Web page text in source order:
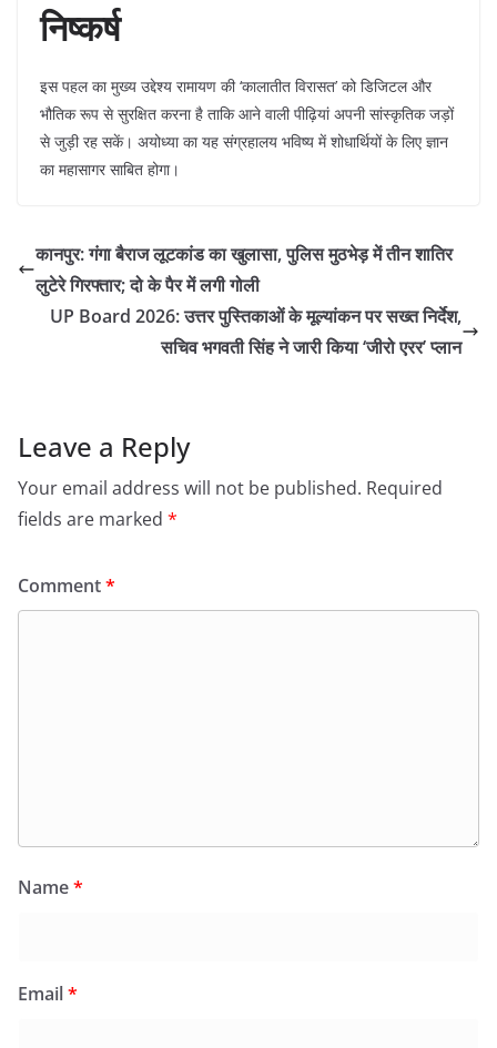
निष्कर्ष
​इस पहल का मुख्य उद्देश्य रामायण की ‘कालातीत विरासत’ को डिजिटल और
भौतिक रूप से सुरक्षित करना है ताकि आने वाली पीढ़ियां अपनी सांस्कृतिक जड़ों
से जुड़ी रह सकें। अयोध्या का यह संग्रहालय भविष्य में शोधार्थियों के लिए ज्ञान
का महासागर साबित होगा।
कानपुर: गंगा बैराज लूटकांड का खुलासा, पुलिस मुठभेड़ में तीन शातिर
लुटेरे गिरफ्तार; दो के पैर में लगी गोली
​UP Board 2026: उत्तर पुस्तिकाओं के मूल्यांकन पर सख्त निर्देश,
सचिव भगवती सिंह ने जारी किया ‘जीरो एरर’ प्लान
Leave a Reply
Your email address will not be published. Required
fields are marked *
Comment*
Name*
Email*